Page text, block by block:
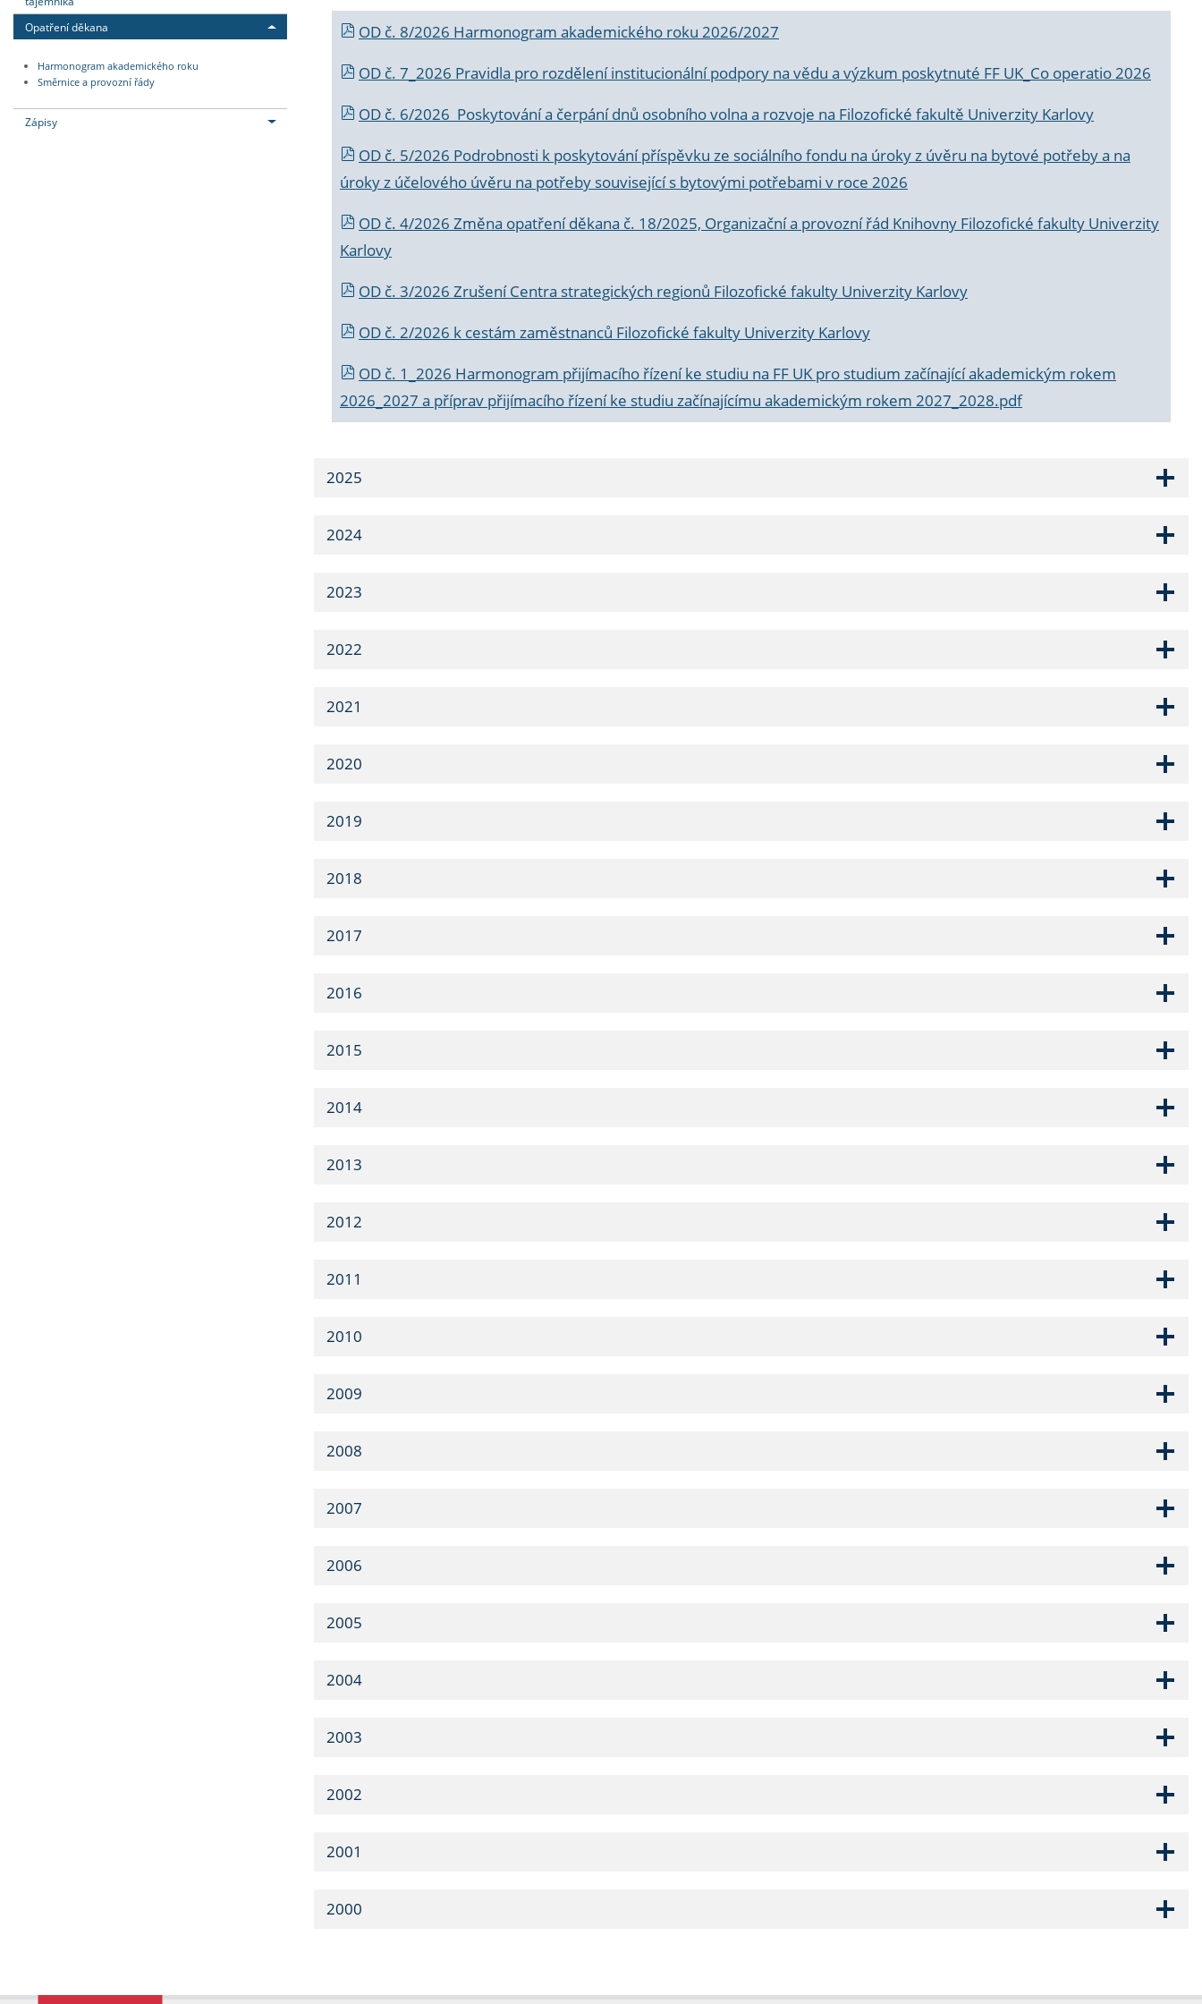
Opatření děkana
Harmonogram akademického roku
Směrnice a provozní řády
Zápisy
OD č. 8/2026 Harmonogram akademického roku 2026/2027
OD č. 7_2026 Pravidla pro rozdělení institucionální podpory na vědu a výzkum poskytnuté FF UK_Co operatio 2026
OD č. 6/2026 Poskytování a čerpání dnů osobního volna a rozvoje na Filozofické fakultě Univerzity Karlovy
OD č. 5/2026 Podrobnosti k poskytování příspěvku ze sociálního fondu na úroky z úvěru na bytové potřeby a na
úroky z účelového úvěru na potřeby související s bytovými potřebami v roce 2026
OD č. 4/2026 Změna opatření děkana č. 18/2025, Organizační a provozní řád Knihovny Filozofické fakulty Univerzity
Karlovy
OD č. 3/2026 Zrušení Centra strategických regionů Filozofické fakulty Univerzity Karlovy
OD č. 2/2026 k cestám zaměstnanců Filozofické fakulty Univerzity Karlovy
OD č. 1_2026 Harmonogram přijímacího řízení ke studiu na FF UK pro studium začínající akademickým rokem
2026_2027 a příprav přijímacího řízení ke studiu začínajícímu akademickým rokem 2027_2028.pdf
2025
2024
2023
2022
2021
2020
2019
2018
2017
2016
2015
2014
2013
2012
2011
2010
2009
2008
2007
2006
2005
2004
2003
2002
2001
2000